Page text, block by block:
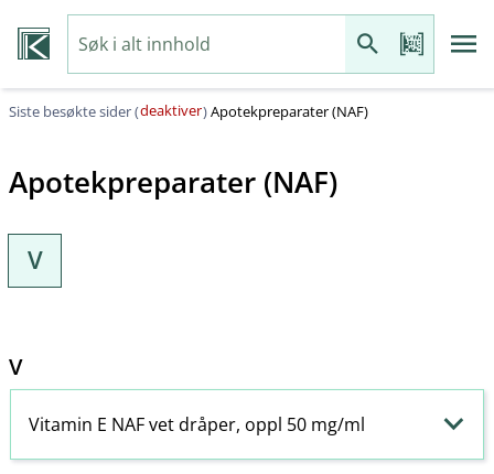
Siste besøkte sider (deaktiver)Apotekpreparater (NAF)
Apotekpreparater (NAF)
V
V
Vitamin E NAF vet dråper, oppl 50 mg/ml